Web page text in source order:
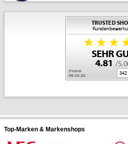
Top-Marken & Markenshops